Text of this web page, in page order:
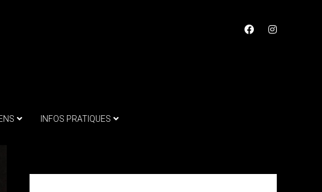
facebookinstagram
INFOS PRATIQUES